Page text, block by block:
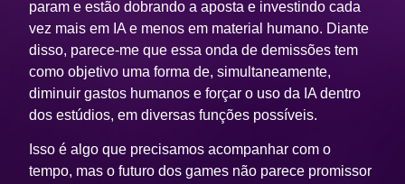
param e estão dobrando a aposta e investindo cada
vez mais em IA e menos em material humano. Diante
disso, parece-me que essa onda de demissões tem
como objetivo uma forma de, simultaneamente,
diminuir gastos humanos e forçar o uso da IA dentro
dos estúdios, em diversas funções possíveis.
Isso é algo que precisamos acompanhar com o
tempo, mas o futuro dos games não parece promissor